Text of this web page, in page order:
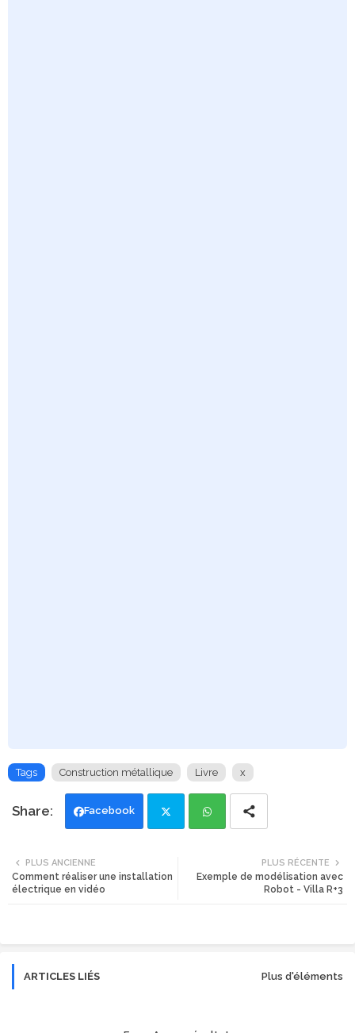
Tags Construction métallique Livre x
Facebook
tte ats
PLUS RÉCENTE
Exemple de modélisation avec
Robot - Villa R+3
PLUS ANCIENNE
Comment réaliser une installation
électrique en vidéo
ARTICLES LIÉS Plus d'éléments